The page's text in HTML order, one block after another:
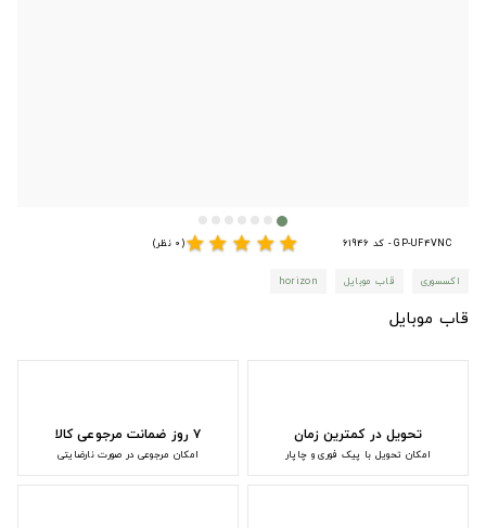
GP-UF4VNC - کد 61946 star
star
star
star
star(0 نظر)
اکسسوری قاب موبایل horizon
قاب موبایل
تحویل در کمترین زمان
امکان تحویل با پیک فوری و چاپار
۷ روز ضمانت مرجوعی کالا
امکان مرجوعی در صورت نارضایتی